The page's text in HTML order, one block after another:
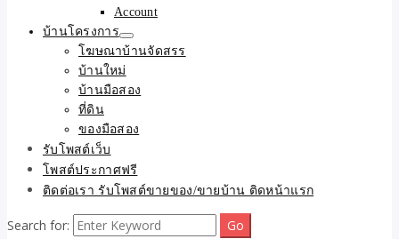
Account
บ้านโครงการ
โฆษณาบ้านจัดสรร
บ้านใหม่
บ้านมือสอง
ที่ดิน
ของมือสอง
รับโพสต์เว็บ
โพสต์ประกาศฟรี
ติดต่อเรา รับโพสต์ขายของ/ขายบ้าน ติดหน้าแรก
Search for: